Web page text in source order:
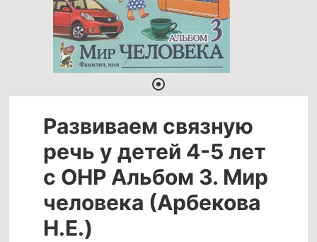
Развиваем связную
речь у детей 4-5 лет
с ОНР Альбом 3. Мир
человека (Арбекова
Н.Е.)